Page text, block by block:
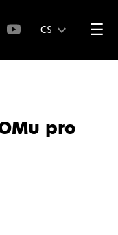
CS ☰
pro